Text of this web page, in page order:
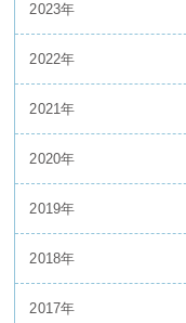
2023年
2022年
2021年
2020年
2019年
2018年
2017年